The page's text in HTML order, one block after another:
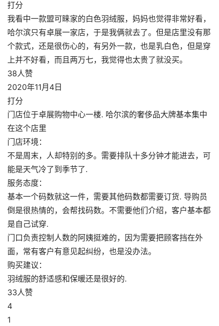
打分
我看中一款盟可睐家的白色羽绒服，妈妈也觉得非常好看，
哈尔滨只有卓展一家店，于是我俩就去了。但是店里没有那
个款式，还是很伤心的，有另外一款，也是乳白色，但是穿
上并不好看，而且两万七，我觉得也太贵了就没买。
38人赞
2020年11月4日
打分
门店位于卓展购物中心一楼. 哈尔滨的奢侈品大牌基本集中
在这个店里
门店环境：
不是周末，人却特别的多。需要排队十多分钟才能进去，可
能是天气冷了到季节了.
服务态度：
基本一个码数就这一件，需要其他码数都需要订货. 导购员
倒是很热情的，会帮找码数。不需要他们介绍，客户基本都
是自己试穿.
门口负责控制人数的阿姨挺难的，因为需要把顾客挡在外
面，常有客户有意见起纠纷，也是没办法。
购买建议：
羽绒服的舒适感和保暖还是很好的.
33人赞
4
1